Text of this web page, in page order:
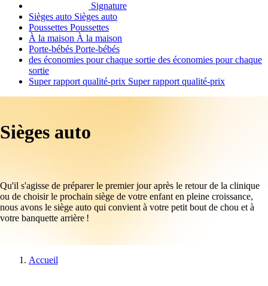
Signature
Sièges auto Sièges auto
Poussettes Poussettes
À la maison À la maison
Porte-bébés Porte-bébés
des économies pour chaque sortie des économies pour chaque
sortie
Super rapport qualité-prix Super rapport qualité-prix
Sièges auto
Qu'il s'agisse de préparer le premier jour après le retour de la clinique
ou de choisir le prochain siège de votre enfant en pleine croissance,
nous avons le siège auto qui convient à votre petit bout de chou et à
votre banquette arrière !
Accueil